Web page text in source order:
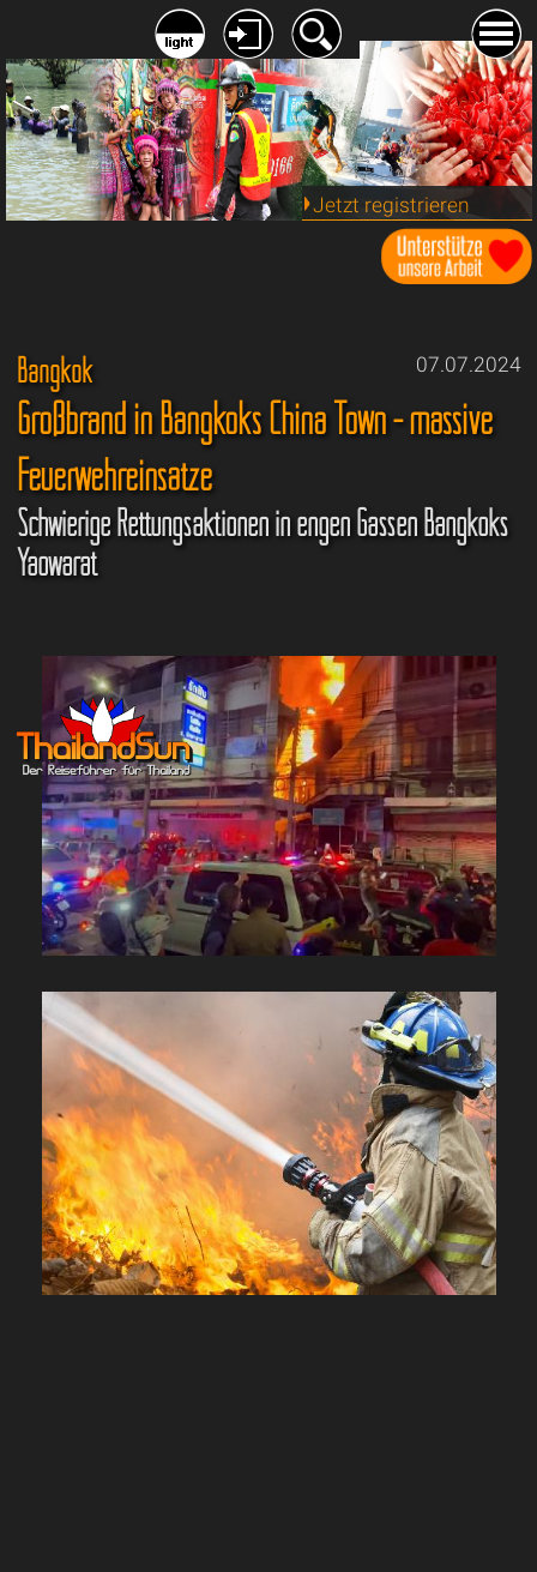
Jetzt registrieren
07.07.2024
Bangkok
Großbrand in Bangkoks China Town - massive
Feuerwehreinsätze
Schwierige Rettungsaktionen in engen Gassen Bangkoks
Yaowarat